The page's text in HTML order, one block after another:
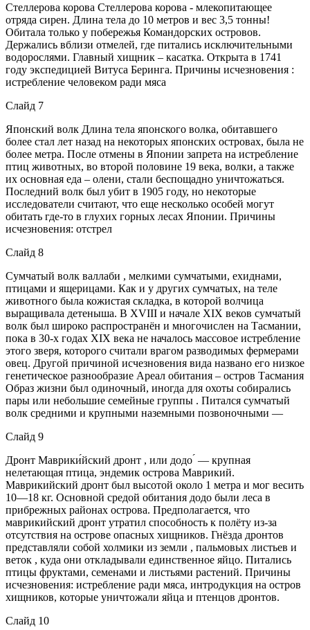
Стеллерова корова Стеллерова корова - млекопитающее
отряда сирен. Длина тела до 10 метров и вес 3,5 тонны!
Обитала только у побережья Командорских островов.
Держались вблизи отмелей, где питались исключительными
водорослями. Главный хищник – касатка. Открыта в 1741
году экспедицией Витуса Беринга. Причины исчезновения :
истребление человеком ради мяса
Слайд 7
Японский волк Длина тела японского волка, обитавшего
более стал лет назад на некоторых японских островах, была не
более метра. После отмены в Японии запрета на истребление
птиц животных, во второй половине 19 века, волки, а также
их основная еда – олени, стали беспощадно уничтожаться.
Последний волк был убит в 1905 году, но некоторые
исследователи считают, что еще несколько особей могут
обитать где-то в глухих горных лесах Японии. Причины
исчезновения: отстрел
Слайд 8
Сумчатый волк валлаби , мелкими сумчатыми, ехиднами,
птицами и ящерицами. Как и у других сумчатых, на теле
животного была кожистая складка, в которой волчица
выращивала детеныша. В XVIII и начале XIX веков сумчатый
волк был широко распространён и многочислен на Тасмании,
пока в 30-х годах XIX века не началось массовое истребление
этого зверя, которого считали врагом разводимых фермерами
овец. Другой причиной исчезновения вида названо его низкое
генетическое разнообразие Ареал обитания – остров Тасмания
Образ жизни был одиночный, иногда для охоты собирались
пары или небольшие семейные группы . Питался сумчатый
волк средними и крупными наземными позвоночными —
Слайд 9
Дронт Маврики́йский дронт , или додо ́ — крупная
нелетающая птица, эндемик острова Маврикий.
Маврикийский дронт был высотой около 1 метра и мог весить
10—18 кг. Основной средой обитания додо были леса в
прибрежных районах острова. Предполагается, что
маврикийский дронт утратил способность к полёту из-за
отсутствия на острове опасных хищников. Гнёзда дронтов
представляли собой холмики из земли , пальмовых листьев и
веток , куда они откладывали единственное яйцо. Питались
птицы фруктами, семенами и листьями растений. Причины
исчезновения: истребление ради мяса, интродукция на остров
хищников, которые уничтожали яйца и птенцов дронтов.
Слайд 10